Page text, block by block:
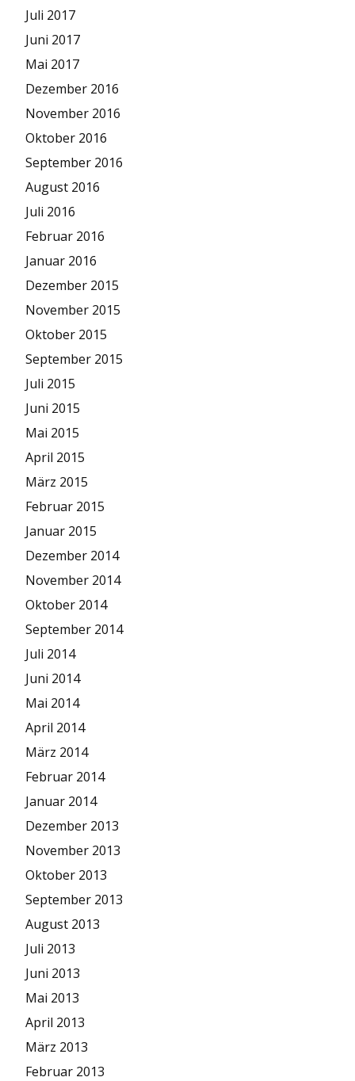
Juli 2017
Juni 2017
Mai 2017
Dezember 2016
November 2016
Oktober 2016
September 2016
August 2016
Juli 2016
Februar 2016
Januar 2016
Dezember 2015
November 2015
Oktober 2015
September 2015
Juli 2015
Juni 2015
Mai 2015
April 2015
März 2015
Februar 2015
Januar 2015
Dezember 2014
November 2014
Oktober 2014
September 2014
Juli 2014
Juni 2014
Mai 2014
April 2014
März 2014
Februar 2014
Januar 2014
Dezember 2013
November 2013
Oktober 2013
September 2013
August 2013
Juli 2013
Juni 2013
Mai 2013
April 2013
März 2013
Februar 2013